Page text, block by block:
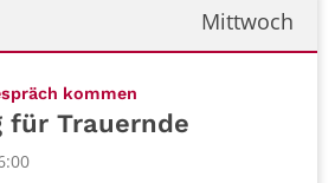
Mittwoch
kommen
für Trauernde